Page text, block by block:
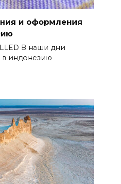
и оформления
В наши дни
индонезию